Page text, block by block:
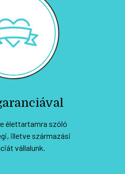
élettartamra szóló
illetve származási
vállalunk.